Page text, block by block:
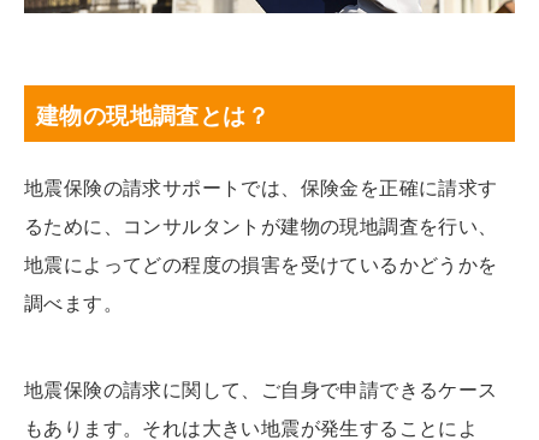
建物の現地調査とは？
地震保険の請求サポート では、保険金を正確に請求す
るために、コンサルタントが建物の現地調査を行い、
地震によってどの程度の損害を受けているかどうかを
調べます。
地震保険の請求に関して、ご自身で申請できるケース
もあります。それは大きい地震が発生することによ